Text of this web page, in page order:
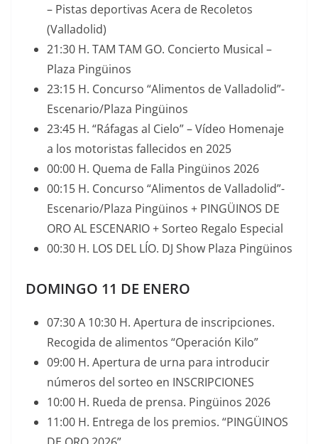
– Pistas deportivas Acera de Recoletos
(Valladolid)
21:30 H. TAM TAM GO. Concierto Musical –
Plaza Pingüinos
23:15 H. Concurso “Alimentos de Valladolid”-
Escenario/Plaza Pingüinos
23:45 H. “Ráfagas al Cielo” – Vídeo Homenaje
a los motoristas fallecidos en 2025
00:00 H. Quema de Falla Pingüinos 2026
00:15 H. Concurso “Alimentos de Valladolid”-
Escenario/Plaza Pingüinos + PINGÜINOS DE
ORO AL ESCENARIO + Sorteo Regalo Especial
00:30 H. LOS DEL LÍO. DJ Show Plaza Pingüinos
DOMINGO 11 DE ENERO
07:30 A 10:30 H. Apertura de inscripciones.
Recogida de alimentos “Operación Kilo”
09:00 H. Apertura de urna para introducir
números del sorteo en INSCRIPCIONES
10:00 H. Rueda de prensa. Pingüinos 2026
11:00 H. Entrega de los premios. “PINGÜINOS